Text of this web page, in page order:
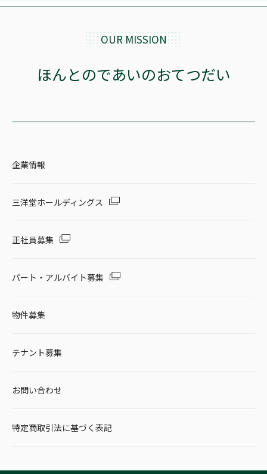
OUR MISSION
ほんとのであいのおてつだい
企業情報
三洋堂ホールディングス
正社員募集
パート・アルバイト募集
物件募集
テナント募集
お問い合わせ
特定商取引法に基づく表記